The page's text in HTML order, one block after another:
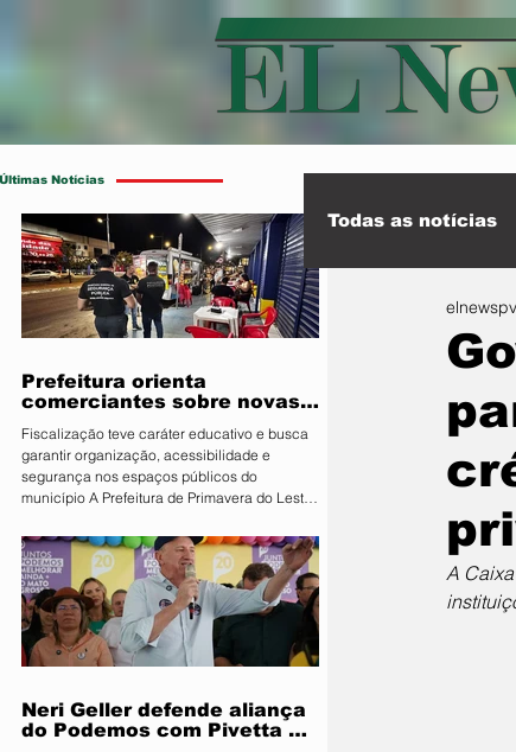
Últimas Notícias
Prefeitura orienta
comerciantes sobre novas
trucks
Fiscalização teve caráter educativo e busca
garantir organização, acessibilidade e
segurança nos espaços públicos do
município A Prefeitura de Primavera do Leste,
Segurança Pública e Mobilidade Urbana, em
parceria com a Fiscalização de Obras e
Posturas, realizou uma ação de orientação
aos proprietários de food trucks e
comerciantes ambulantes na noite desta
sexta-feira (31), sobre as novas regras para
utilização de mesas e cadeiras em espa
Neri Geller defende aliança
do Podemos com Pivetta e
Todas as notícias
Esporte
A